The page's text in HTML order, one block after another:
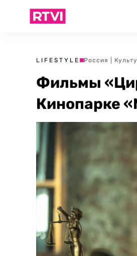
LIFESTYLE Россия
Фильмы
Кинопарке